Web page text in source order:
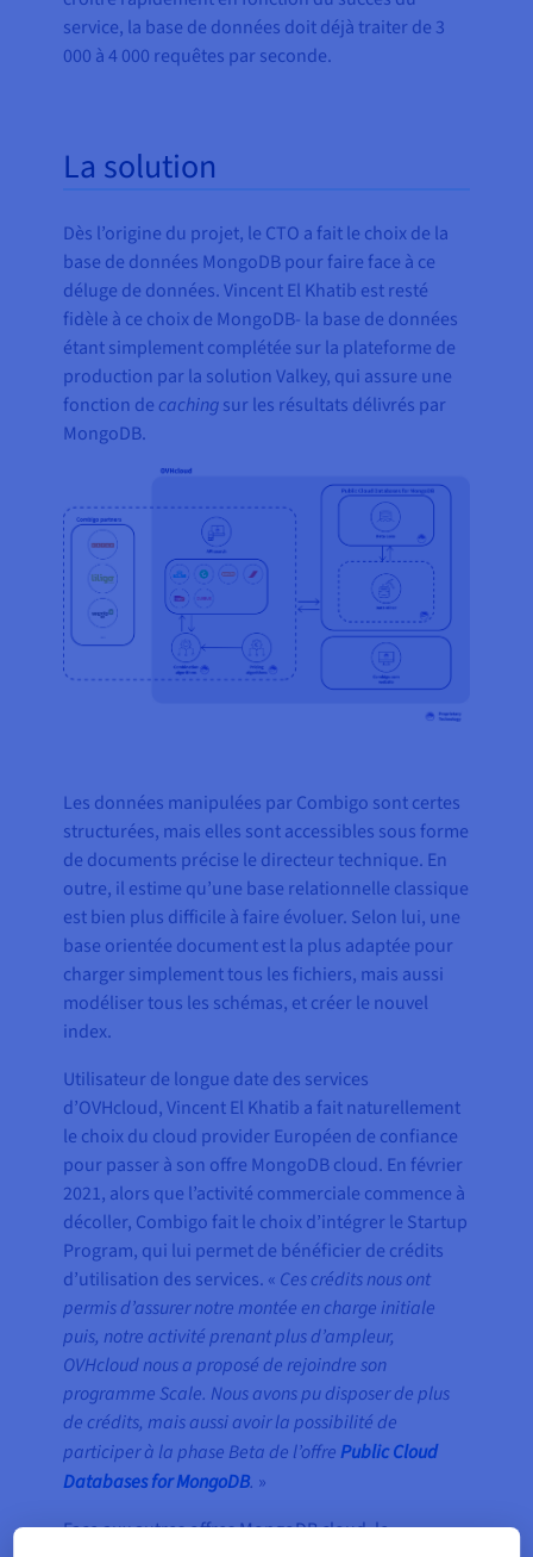
service, la base de données doit déjà traiter de 3
000 à 4 000 requêtes par seconde.
La solution
Dès l’origine du projet, le CTO a fait le choix de la
base de données MongoDB pour faire face à ce
déluge de données. Vincent El Khatib est resté
fidèle à ce choix de MongoDB- la base de données
étant simplement complétée sur la plateforme de
production par la solution Valkey, qui assure une
fonction de cachingsur les résultats délivrés par
MongoDB.
Les données manipulées par Combigo sont certes
structurées, mais elles sont accessibles sous forme
de documents précise le directeur technique. En
outre, il estime qu’une base relationnelle classique
est bien plus difficile à faire évoluer. Selon lui, une
base orientée document est la plus adaptée pour
charger simplement tous les fichiers, mais aussi
modéliser tous les schémas, et créer le nouvel
index.
Utilisateur de longue date des services
d’OVHcloud, Vincent El Khatib a fait naturellement
le choix du cloud provider Européen de confiance
pour passer à son offre MongoDB cloud. En février
2021, alors que l’activité commerciale commence à
décoller, Combigo fait le choix d’intégrer le Startup
Program, qui lui permet de bénéficier de crédits
d’utilisation des services. « Ces crédits nous ont
permis d’assurer notre montée en charge initiale
puis, notre activité prenant plus d’ampleur,
OVHcloud nous a proposé de rejoindre son
programme Scale. Nous avons pu disposer de plus
de crédits, mais aussi avoir la possibilité de
participer à la phase Beta de l’offrePublic Cloud
Databases for MongoDB. »
Face aux autres offres MongoDB cloud, le